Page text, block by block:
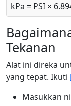
kPa = PSI ×
Tekanan
Alat ini direka
yang tepat. Ikuti
Masukkan